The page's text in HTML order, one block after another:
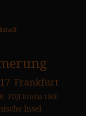
Frankfurt
FUJI Provia 100F
Insel